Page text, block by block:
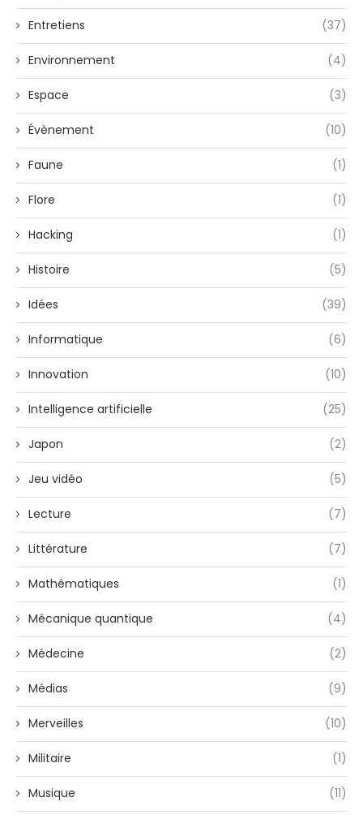
Entretiens (37)
Environnement (4)
Espace (3)
Évènement (10)
Faune (1)
Flore (1)
Hacking (1)
Histoire (5)
Idées (39)
Informatique (6)
Innovation (10)
Intelligence artificielle (25)
Japon (2)
Jeu vidéo (5)
Lecture (7)
Littérature (7)
Mathématiques (1)
Mécanique quantique (4)
Médecine (2)
Médias (9)
Merveilles (10)
Militaire (1)
Musique (11)